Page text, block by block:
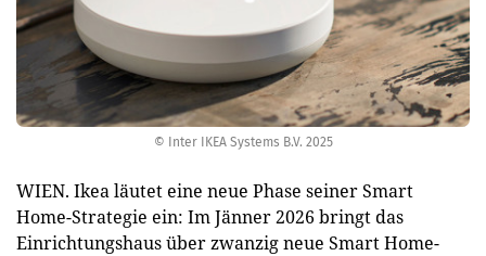
© Inter IKEA Systems B.V. 2025
WIEN. Ikea läutet eine neue Phase seiner Smart
Home-Strategie ein: Im Jänner 2026 bringt das
Einrichtungshaus über zwanzig neue Smart Home-